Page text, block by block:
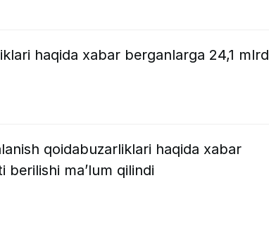
haqida xabar berganlarga 24,1 mlrd
qoidabuzarliklari haqida xabar
ma’lum qilindi